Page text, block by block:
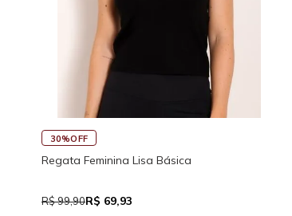
30%OFF
Regata Feminina Lisa Básica
R$ 99,90R$ 69,93